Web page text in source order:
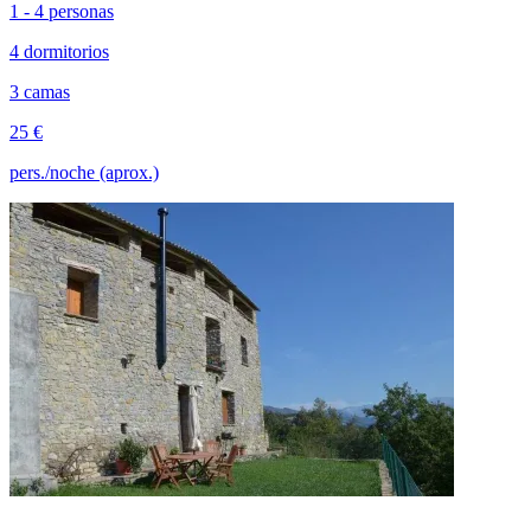
1 - 4 personas
4 dormitorios
3 camas
25 €
pers./noche (aprox.)